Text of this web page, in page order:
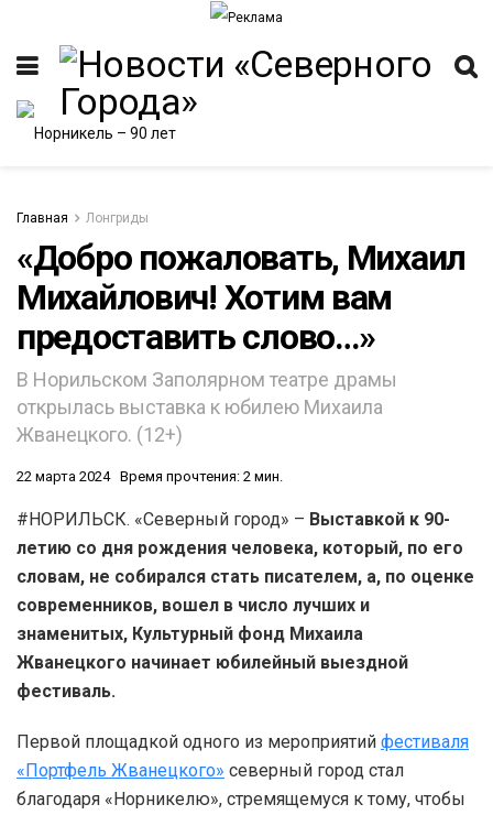
Главная Лонгриды
«Добро пожаловать, Михаил
Михайлович! Хотим вам
предоставить слово…»
В Норильском Заполярном театре драмы
открылась выставка к юбилею Михаила
Жванецкого. (12+)
22 марта 2024 Время прочтения: 2 мин.
#НОРИЛЬСК. «Северный город» – Выставкой к 90-
летию со дня рождения человека, который, по его
словам, не собирался стать писателем, а, по оценке
современников, вошел в число лучших и
знаменитых, Культурный фонд Михаила
Жванецкого начинает юбилейный выездной
фестиваль.
Первой площадкой одного из мероприятий фестиваля
«Портфель Жванецкого» северный город стал
благодаря «Норникелю», стремящемуся к тому, чтобы